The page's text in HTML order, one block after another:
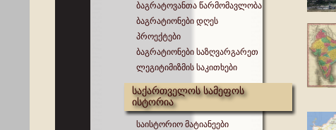
ბაგრატოვანთა წარმომავლობა
ბაგრატიონები დღეს
პროექტები
ბაგრატიონები საზღვარგარეთ
ლეგიტიმიზმის საკითხები
საქართველოს სამეფოს
ისტორია
საისტორიო მატიანეები